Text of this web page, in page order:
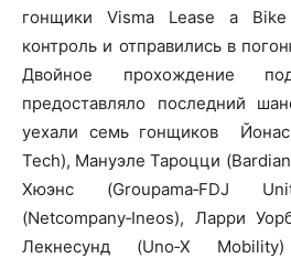
гонщики Visma Lease a
контроль и отправились в
Двойное прохождение
предоставляло последний
уехали семь гонщиков Йонас
Tech), Мануэле Тароцци
Хюэнс (Groupama‑FDJ
(Netcompany‑Ineos), Ларри
Лекнесунд (Uno‑X